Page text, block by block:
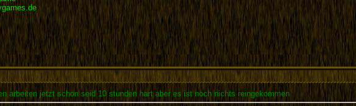
arbeiten jetzt schon seid 10 stunden hart aber es ist noch nichts reingekommen